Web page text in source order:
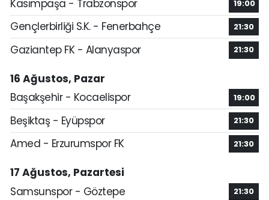
Kasımpaşa - Trabzonspor 19:00
Gençlerbirliği S.K. - Fenerbahçe 21:30
Gaziantep FK - Alanyaspor 21:30
16 Ağustos, Pazar
Başakşehir - Kocaelispor
19:00
Beşiktaş - Eyüpspor 21:30
Amed - Erzurumspor FK 21:30
17 Ağustos, Pazartesi
Samsunspor - Göztepe
21:30